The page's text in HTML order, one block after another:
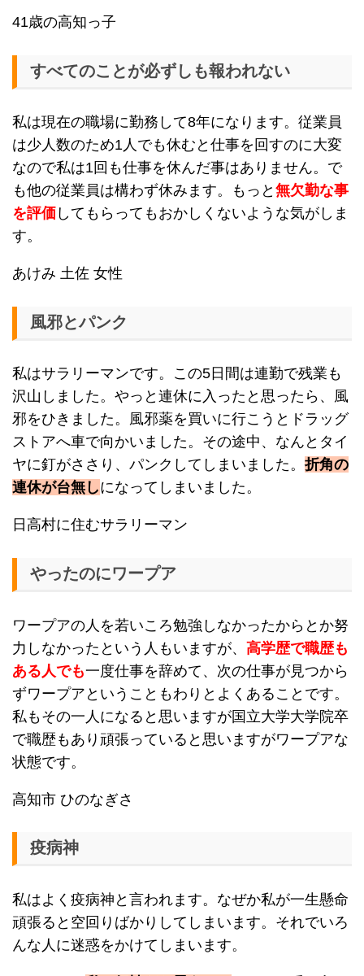
41歳の高知っ子
すべてのことが必ずしも報われない
私は現在の職場に勤務して8年になります。従業員
は少人数のため1人でも休むと仕事を回すのに大変
なので私は1回も仕事を休んだ事はありません。で
も他の従業員は構わず休みます。もっと 無欠勤な事
を評価 してもらってもおかしくないような気がしま
す。
あけみ 土佐 女性
風邪とパンク
私はサラリーマンです。この5日間は連勤で残業も
沢山しました。やっと連休に入ったと思ったら、風
邪をひきました。風邪薬を買いに行こうとドラッグ
ストアへ車で向かいました。その途中、なんとタイ
ヤに釘がささり、パンクしてしまいました。 折角の
連休が台無しになってしまいました。
日高村に住むサラリーマン
やったのにワープア
ワープアの人を若いころ勉強しなかったからとか努
力しなかったという人もいますが、 高学歴で職歴も
ある人でも一度仕事を辞めて、次の仕事が見つから
ずワープアということもわりとよくあることです。
私もその一人になると思いますが国立大学大学院卒
で職歴もあり頑張っていると思いますがワープアな
状態です。
高知市 ひのなぎさ
疫病神
私はよく疫病神と言われます。なぜか私が一生懸命
頑張ると空回りばかりしてしまいます。それでいろ
んな人に迷惑をかけてしまいます。